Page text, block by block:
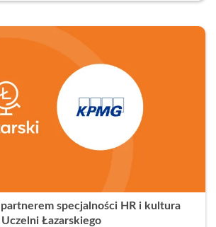
specjalności HR i kultura
Łazarskiego